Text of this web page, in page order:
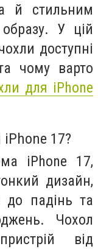
й стильним
У цій
доступні
чому варто
для iPhone
iPhone 17?
iPhone 17,
дизайн,
до падінь та
Чохол
від